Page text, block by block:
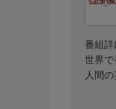
番組
世界で
人間